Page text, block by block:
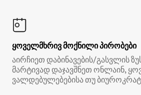
ყოველმხრივ მოქნილი პირობები
აირჩიეთ დაბინავების/გასვლის
მარტივად დაჯავშნეთ ონლაინ,
ვალდებულებებისა თუ